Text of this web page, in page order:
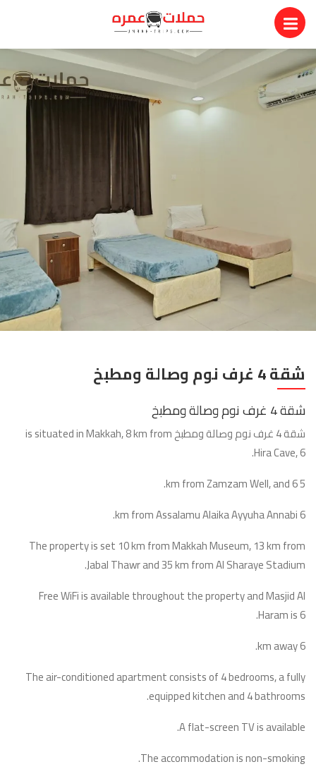
شقة 4 غرف نوم وصالة ومطبخ
شقة 4 غرف نوم وصالة ومطبخ
شقة 4 غرف نوم وصالة ومطبخ is situated in Makkah, 8 km from
Hira Cave, 6.
5 km from Zamzam Well, and 6.
6 km from Assalamu Alaika Ayyuha Annabi.
The property is set 10 km from Makkah Museum, 13 km from
Jabal Thawr and 35 km from Al Sharaye Stadium.
Free WiFi is available throughout the property and Masjid Al
Haram is 6.
6 km away.
The air-conditioned apartment consists of 4 bedrooms, a fully
equipped kitchen and 4 bathrooms.
A flat-screen TV is available.
The accommodation is non-smoking.